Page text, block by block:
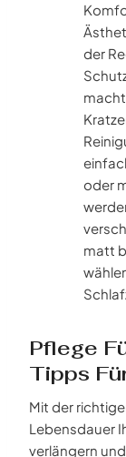
der
oder
matt
Pflege
Tipps
Mit der
Lebensdauer
verlängern